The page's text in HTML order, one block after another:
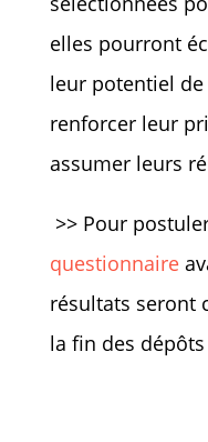
elles pourront
leur potentiel
renforcer leur
assumer leurs
>> Pour
questionnaire
résultats seront
la fin des